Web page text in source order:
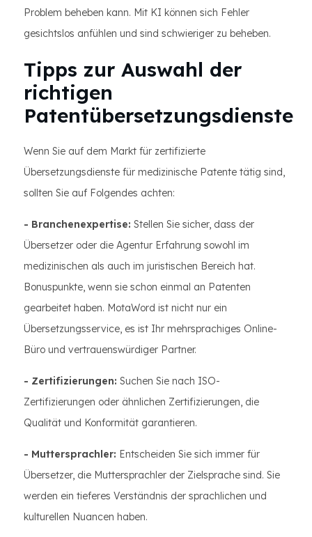
Problem beheben kann. Mit KI können sich Fehler
gesichtslos anfühlen und sind schwieriger zu beheben.
Tipps zur Auswahl der
richtigen
Patentübersetzungsdienste
Wenn Sie auf dem Markt für zertifizierte
Übersetzungsdienste für medizinische Patente tätig sind,
sollten Sie auf Folgendes achten:
- Branchenexpertise: Stellen Sie sicher, dass der
Übersetzer oder die Agentur Erfahrung sowohl im
medizinischen als auch im juristischen Bereich hat.
Bonuspunkte, wenn sie schon einmal an Patenten
gearbeitet haben. MotaWord ist nicht nur ein
Übersetzungsservice, es ist Ihr mehrsprachiges Online-
Büro und vertrauenswürdiger Partner.
- Zertifizierungen: Suchen Sie nach ISO-
Zertifizierungen oder ähnlichen Zertifizierungen, die
Qualität und Konformität garantieren.
- Muttersprachler: Entscheiden Sie sich immer für
Übersetzer, die Muttersprachler der Zielsprache sind. Sie
werden ein tieferes Verständnis der sprachlichen und
kulturellen Nuancen haben.